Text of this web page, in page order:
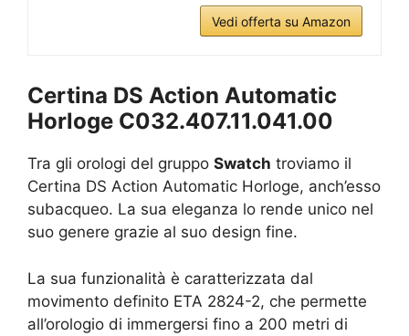
Vedi offerta su Amazon
Certina DS Action Automatic
Horloge C032.407.11.041.00
Tra gli orologi del gruppo Swatch troviamo il
Certina DS Action Automatic Horloge, anch’esso
subacqueo. La sua eleganza lo rende unico nel
suo genere grazie al suo design fine.
La sua funzionalità è caratterizzata dal
movimento definito ETA 2824-2, che permette
all’orologio di immergersi fino a 200 metri di